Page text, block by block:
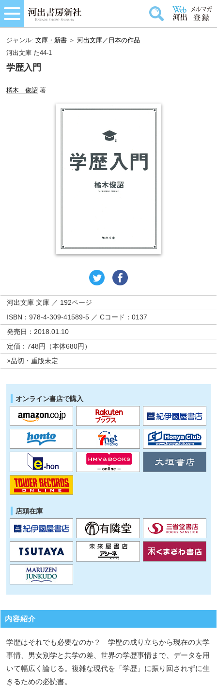
ジャンル:文庫・新書 ＞河出文庫／日本の作品
河出文庫 た44-1
学歴入門
橘木 俊詔 著
河出文庫 文庫 ／ 192ページ
ISBN：978-4-309-41589-5 ／ Cコード：0137
発売日：2018.01.10
定価：748円（本体680円）
×品切・重版未定
オンライン書店で購入
店頭在庫
内容紹介
学歴はそれでも必要なのか？ 学歴の成り立ちから現在の大学
事情、男女別学と共学の差、世界の学歴事情まで、データを用
いて幅広く論じる。複雑な現代を「学歴」に振り回されずに生
きるための必読書。